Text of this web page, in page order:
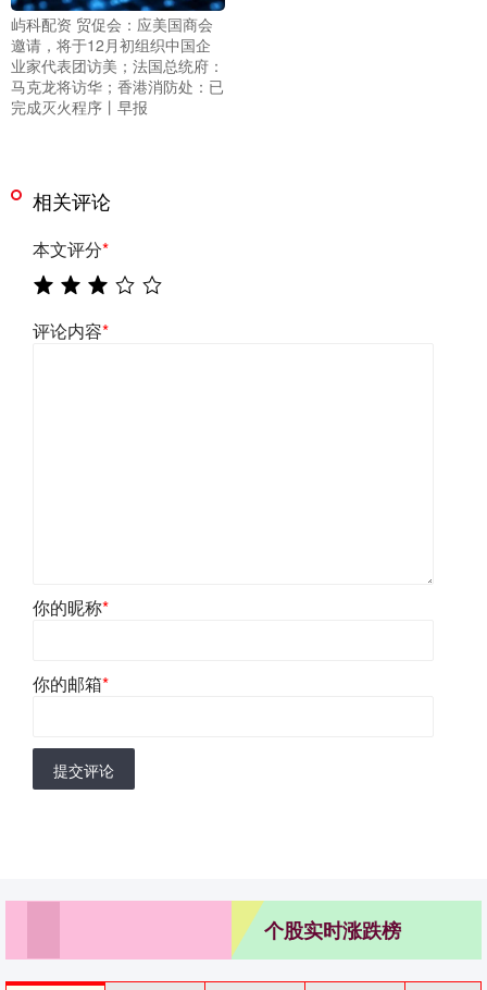
屿科配资 贸促会：应美国商会
邀请，将于12月初组织中国企
业家代表团访美；法国总统府：
马克龙将访华；香港消防处：已
完成灭火程序丨早报
相关评论
本文评分*
评论内容*
你的昵称*
你的邮箱*
提交评论
个股实时涨跌榜